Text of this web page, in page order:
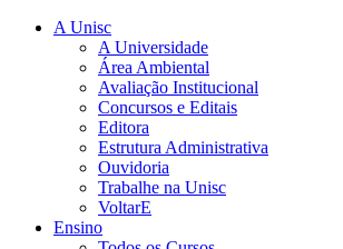
A Unisc
A Universidade
Área Ambiental
Avaliação Institucional
Concursos e Editais
Editora
Estrutura Administrativa
Ouvidoria
Trabalhe na Unisc
VoltarE
Ensino